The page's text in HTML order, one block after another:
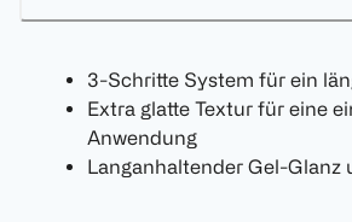
3-Schritte System für ein
Extra glatte Textur für eine
Anwendung
Langanhaltender Gel-Glanz